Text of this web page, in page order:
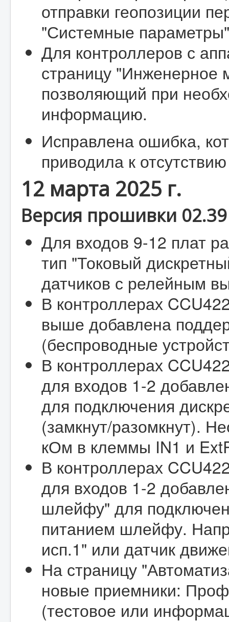
отправки геопозиции
"Системные
Для контроллеров с
страницу "Инженерное
позволяющий при
информацию.
Исправлена ошибка,
приводила к
12 марта 2025 г.
Версия прошивки
Для входов 9-12 плат
тип "Токовый
датчиков с релейным
В контроллерах
выше добавлена
(беспроводные
В контроллерах
для входов 1-2
для подключения
(замкнут/разомкнут).
кОм в клеммы IN1 и
В контроллерах
для входов 1-2
шлейфу" для
питанием шлейфу.
исп.1" или датчик
На страницу
новые приемники:
(тестовое или